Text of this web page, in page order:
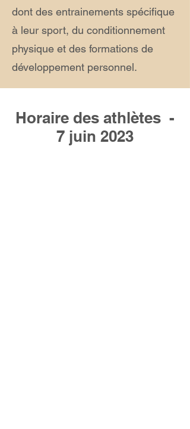
dont des entrainements spécifique
à leur sport, du conditionnement
physique et des formations de
développement personnel.
Horaire des athlètes -
7 juin 2023